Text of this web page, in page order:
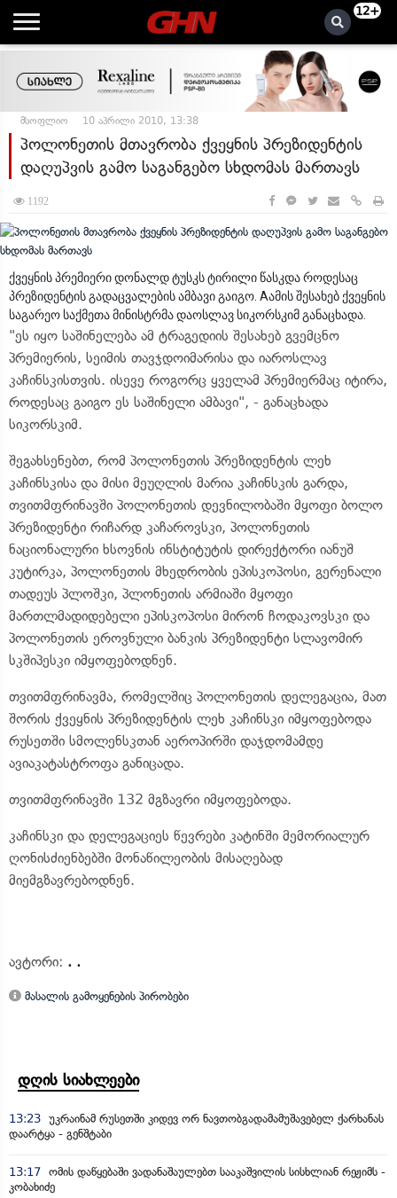
12+
მსოფლიო 10 აპრილი 2010, 13:38
პოლონეთის მთავრობა ქვეყნის პრეზიდენტის
დაღუპვის გამო საგანგებო სხდომას მართავს
1192
ქვეყნის პრემიერი დონალდ ტუსკს ტირილი წასკდა როდესაც
პრეზიდენტის გადაცვალების ამბავი გაიგო. Aამის შესახებ ქვეყნის
საგარეო საქმეთა მინისტრმა დაოსლავ სიკორსკიმ განაცხადა.
"ეს იყო საშინელება ამ ტრაგედიის შესახებ გვემცნო
პრემიერის, სეიმის თავჯდოიმარისა და იაროსლავ
კაჩინსკისთვის. ისევე როგორც ყველამ პრემიერმაც იტირა,
როდესაც გაიგო ეს საშინელი ამბავი", - განაცხადა
სიკორსკიმ.
შეგახსენებთ, რომ პოლონეთის პრეზიდენტის ლეხ
კაჩინსკისა და მისი მეუღლის მარია კაჩინსკის გარდა,
თვითმფრინავში პოლონეთის დევნილობაში მყოფი ბოლო
პრეზიდენტი რიჩარდ კაჩაროვსკი, პოლონეთის
ნაციონალური ხსოვნის ინსტიტუტის დირექტორი იანუშ
კუტირკა, პოლონეთის მხედრობის ეპისკოპოსი, გერენალი
თადეუს პლოშკი, პლონეთის არმიაში მყოფი
მართლმადიდებელი ეპისკოპოსი მირონ ჩოდაკოვსკი და
პოლონეთის ეროვნული ბანკის პრეზიდენტი სლავომირ
სკშიპესკი იმყოფებოდნენ.
თვითმფრინავმა, რომელშიც პოლონეთის დელეგაცია, მათ
შორის ქვეყნის პრეზიდენტის ლეხ კაჩინსკი იმყოფებოდა
რუსეთში სმოლენსკთან აეროპირში დაჯდომამდე
ავიაკატასტროფა განიცადა.
თვითმფრინავში 132 მგზავრი იმყოფებოდა.
კაჩინსკი და დელეგაციეს წევრები კატინში მემორიალურ
ღონისძიენბებში მონაწილეობის მისაღებად
მიემგზავრებოდნენ.
ავტორი: . .
მასალის გამოყენების პირობები
დღის სიახლეები
13:23 უკრაინამ რუსეთში კიდევ ორ ნავთობგადამამუშავებელ ქარხანას
დაარტყა - გენშტაბი
13:17 ომის დაწყებაში ვადანაშაულებთ სააკაშვილის სისხლიან რეჟიმს -
კობახიძე